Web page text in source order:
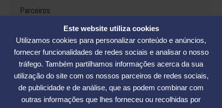
Este website utiliza cookies
Utilizamos cookies para personalizar conteúdo e anúncios,
fornecer funcionalidades de redes sociais e analisar o nosso
tráfego. Também partilhamos informações acerca da sua
utilização do site com os nossos parceiros de redes sociais,
de publicidade e de análise, que as podem combinar com
outras informações que lhes forneceu ou recolhidas por
Parceiros:
Avenida César Seara, 560 - Florianópolis | Telefones: (48) 3234-2986
- (48) 3234-2089 - (48) 3233-5370. | E-mail:elase@elase.com.br
Sede de Praia: Rua Elke Hering, 70, Barra da Lagoa - Florianópolis |
Telefone 48 3365-5789 | E-mail:sedepraia@elase.com.br